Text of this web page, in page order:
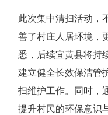
此次集中清扫活动，
善了村庄人居环境，
悉， 后续宜黄县将持
建立健全长效保洁管
扫维护工作。同时，
提升村民的环保意识